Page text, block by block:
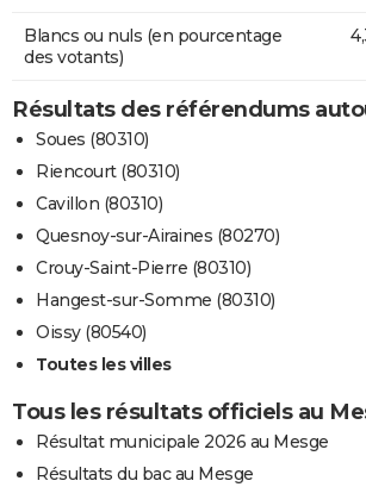
Blancs ou nuls (en pourcentage
des votants)
Résultats des référendums
Soues (80310)
Riencourt (80310)
Cavillon (80310)
Quesnoy-sur-Airaines (80270)
Crouy-Saint-Pierre (80310)
Hangest-sur-Somme (80310)
Oissy (80540)
Toutes les villes
Tous les résultats officiels au
Résultat municipale 2026 au Mesge
Résultats du bac au Mesge